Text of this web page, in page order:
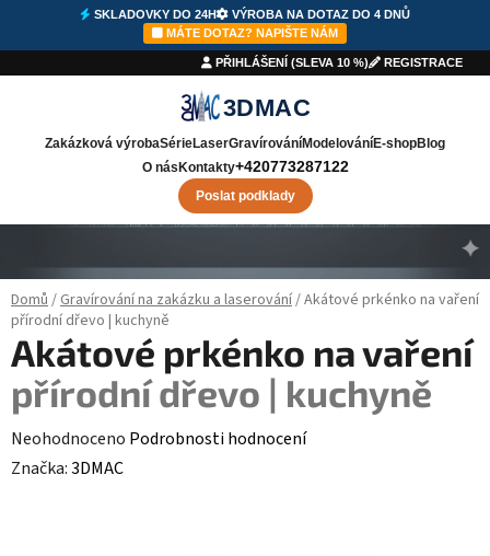
SKLADOVKY DO 24H
VÝROBA NA DOTAZ DO 4 DNŮ
MÁTE DOTAZ? NAPIŠTE NÁM
PŘIHLÁŠENÍ (SLEVA 10 %) REGISTRACE
3DMAC
Zakázková výrobaSérieLaserGravírováníModelováníE-shopBlog
O nás Kontakty+420773287122
Poslat podklady
SKLADOVKY DO 24H 🛠️VÝROBADO 4 DNŮ ✉️NAPIŠTE NÁM
Domů/Gravírování na zakázku a laserování/Akátové prkénko na vaření
přírodní dřevo | kuchyně
Akátové prkénko na vaření
přírodní dřevo | kuchyně
Průměrné hodnocení produktu je 0,0 z 5 hvězdiček.
Neohodnoceno Podrobnosti hodnocení
Značka:3DMAC